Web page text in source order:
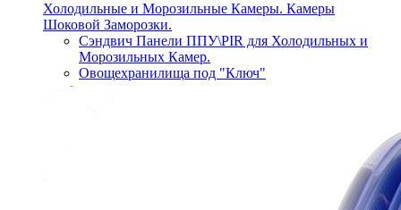
Холодильные и Морозильные Камеры. Камеры
Шоковой Заморозки.
Сэндвич Панели ППУ\PIR для Холодильных и
Морозильных Камер.
Овощехранилища под "Ключ"